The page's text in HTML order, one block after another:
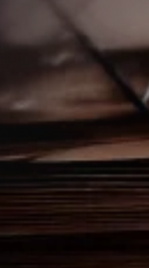
begynder
eller have.
51 90 85 46